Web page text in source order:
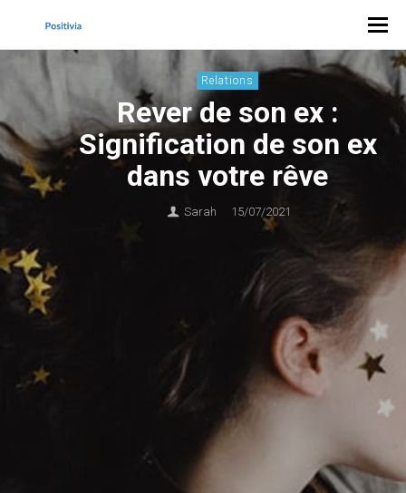
Relations
Rever de son ex :
Signification de son ex
dans votre rêve
Sarah 15/07/2021